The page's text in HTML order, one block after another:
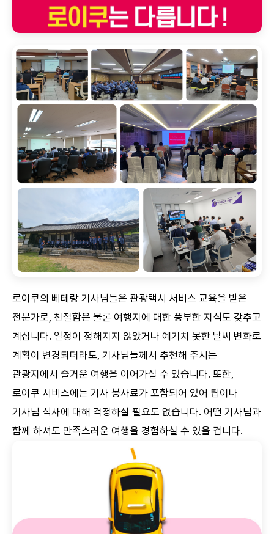
로이쿠의 베테랑 기사님들은 관광택시 서비스 교육을 받은
전문가로, 친절함은 물론 여행지에 대한 풍부한 지식도 갖추고
계십니다. 일정이 정해지지 않았거나 예기치 못한 날씨 변화로
계획이 변경되더라도, 기사님들께서 추천해 주시는
관광지에서 즐거운 여행을 이어가실 수 있습니다. 또한,
로이쿠 서비스에는 기사 봉사료가 포함되어 있어 팁이나
기사님 식사에 대해 걱정하실 필요도 없습니다. 어떤 기사님과
함께 하셔도 만족스러운 여행을 경험하실 수 있을 겁니다.